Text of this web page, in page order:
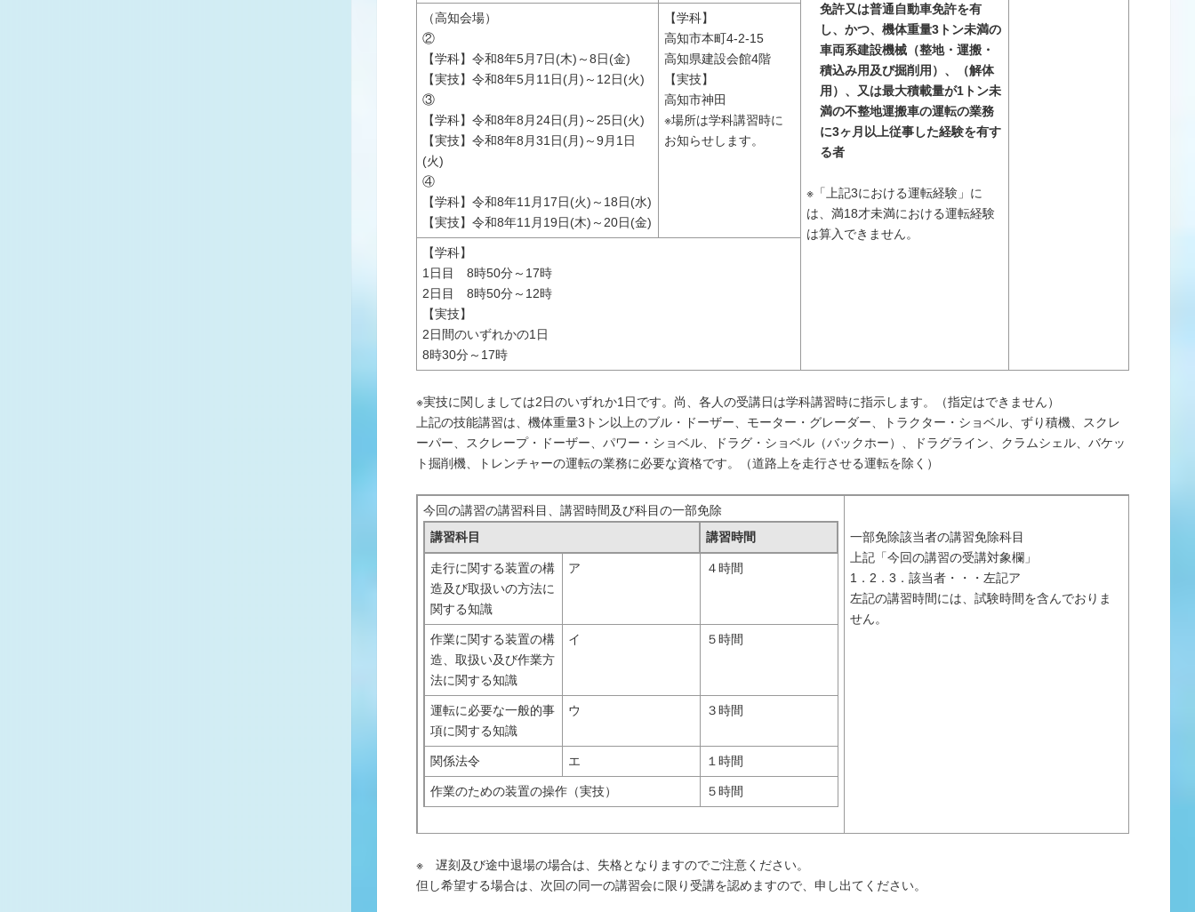
免許又は普通自動車免許を有
し、かつ、機体重量3トン未満の
車両系建設機械（整地・運搬・
積込み用及び掘削用）、（解体
用）、又は最大積載量が1トン未
満の不整地運搬車の運転の業務
に3ヶ月以上従事した経験を有す
る者
※「上記3における運転経験」に
は、満18才未満における運転経験
は算入できません。
（高知会場）
②
【学科】令和8年5月7日(木)～8日(金)
【実技】令和8年5月11日(月)～12日(火)
③
【学科】令和8年8月24日(月)～25日(火)
【実技】令和8年8月31日(月)～9月1日
(火)
④
【学科】令和8年11月17日(火)～18日(水)
【実技】令和8年11月19日(木)～20日(金)
【学科】
高知市本町4-2-15
高知県建設会館4階
【実技】
高知市神田
※場所は学科講習時に
お知らせします。
【学科】
1日目 8時50分～17時
2日目 8時50分～12時
【実技】
2日間のいずれかの1日
8時30分～17時
※実技に関しましては2日のいずれか1日です。尚、各人の受講日は学科講習時に指示します。（指定はできません）
上記の技能講習は、機体重量3トン以上のブル・ドーザー、モーター・グレーダー、トラクター・ショベル、ずり積機、スクレ
ーパー、スクレープ・ドーザー、パワー・ショベル、ドラグ・ショベル（バックホー）、ドラグライン、クラムシェル、バケッ
ト掘削機、トレンチャーの運転の業務に必要な資格です。（道路上を走行させる運転を除く）
今回の講習の講習科目、講習時間及び科目の一部免除
講習科目
講習時間
走行に関する装置の構
造及び取扱いの方法に
関する知識
ア ４時間
作業に関する装置の構
造、取扱い及び作業方
法に関する知識
イ ５時間
運転に必要な一般的事
項に関する知識
ウ ３時間
関係法令 エ １時間
作業のための装置の操作（実技） ５時間
一部免除該当者の講習免除科目
上記「今回の講習の受講対象欄」
1．2．3．該当者・・・左記ア
左記の講習時間には、試験時間を含んでおりま
せん。
※ 遅刻及び途中退場の場合は、失格となりますのでご注意ください。
但し希望する場合は、次回の同一の講習会に限り受講を認めますので、申し出てください。